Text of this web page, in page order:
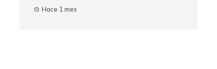
Hace 1 mes